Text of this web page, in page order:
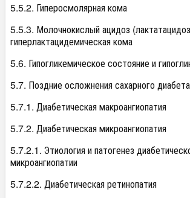
5.5.2. Гиперосмолярная кома
5.5.3. Молочнокислый ацидоз
гиперлактацидемическая кома
5.6. Гипогликемическое состояние и
5.7. Поздние осложнения сахарного диабета
5.7.1. Диабетическая макроангиопатия
5.7.2. Диабетическая микроангиопатия
5.7.2.1. Этиология и патогенез
микроангиопатии
5.7.2.2. Диабетическая ретинопатия